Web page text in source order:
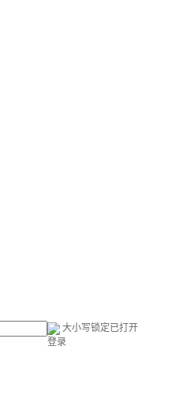
大小写锁定已打开
登录